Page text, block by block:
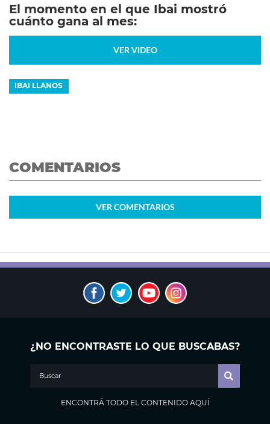
El momento en el que Ibai mostró
cuánto gana al mes:
VER VIDEO
IBAI LLANOS
COMENTARIOS
VER COMENTARIOS
¿NO ENCONTRASTE LO QUE BUSCABAS?
ENCONTRÁ TODO EL CONTENIDO AQUÍ